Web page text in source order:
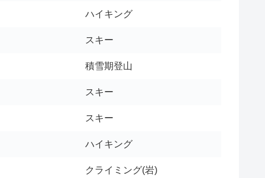
ハイキング
スキー
積雪期登山
スキー
スキー
ハイキング
クライミング(岩)